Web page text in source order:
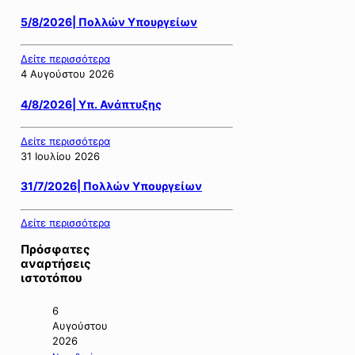
5/8/2026| Πολλών Υπουργείων
Δείτε περισσότερα
4 Αυγούστου 2026
4/8/2026| Υπ. Ανάπτυξης
Δείτε περισσότερα
31 Ιουλίου 2026
31/7/2026| Πολλών Υπουργείων
Δείτε περισσότερα
Πρόσφατες
αναρτήσεις
ιστοτόπου
6
Αυγούστου
2026